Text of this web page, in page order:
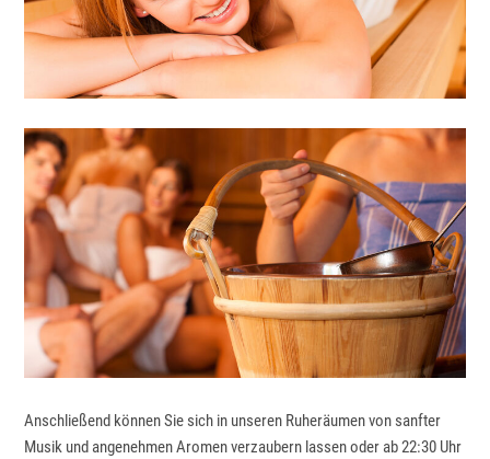
Anschließend können Sie sich in unseren Ruheräumen von sanfter
Musik und angenehmen Aromen verzaubern lassen oder ab 22:30 Uhr